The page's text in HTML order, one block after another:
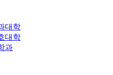
대학
대학
과